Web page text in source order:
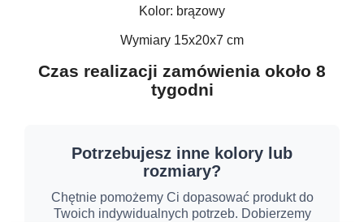
Kolor: brązowy
Wymiary 15x20x7 cm
Czas realizacji zamówienia około 8
tygodni
Potrzebujesz inne kolory lub
rozmiary?
Chętnie pomożemy Ci dopasować produkt do
Twoich indywidualnych potrzeb. Dobierzemy